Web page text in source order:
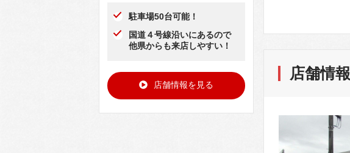
店舗情報
駐車場50台可能！
国道４号線沿いにあるので
他県からも来店しやすい！
店舗情報を見る